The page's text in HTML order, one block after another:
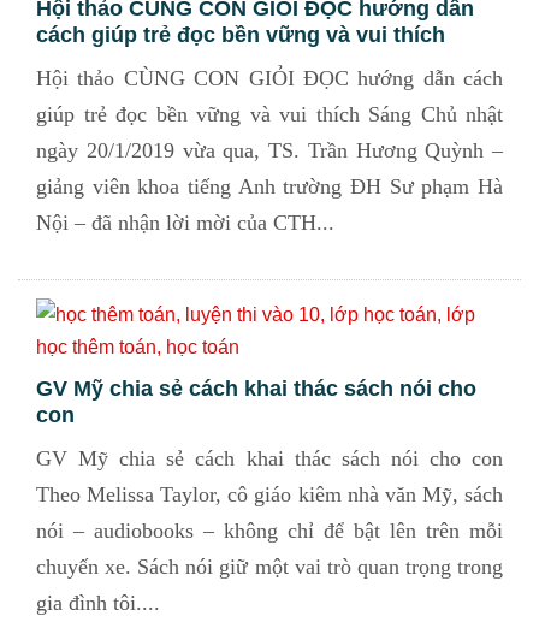
Hội thảo CÙNG CON GIỎI ĐỌC hướng dẫn
cách giúp trẻ đọc bền vững và vui thích
Hội thảo CÙNG CON GIỎI ĐỌC hướng dẫn cách
giúp trẻ đọc bền vững và vui thích Sáng Chủ nhật
ngày 20/1/2019 vừa qua, TS. Trần Hương Quỳnh –
giảng viên khoa tiếng Anh trường ĐH Sư phạm Hà
Nội – đã nhận lời mời của CTH...
GV Mỹ chia sẻ cách khai thác sách nói cho
con
GV Mỹ chia sẻ cách khai thác sách nói cho con
Theo Melissa Taylor, cô giáo kiêm nhà văn Mỹ, sách
nói – audiobooks – không chỉ để bật lên trên mỗi
chuyến xe. Sách nói giữ một vai trò quan trọng trong
gia đình tôi....